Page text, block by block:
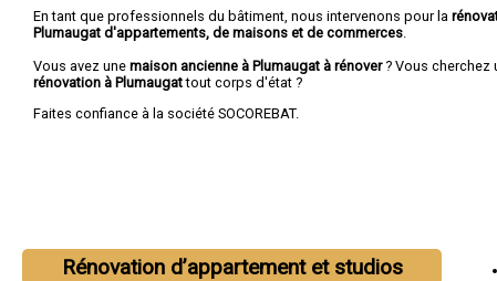
En tant que professionnels du bâtiment, nous intervenons pour la
Plumaugat d'appartements, de maisons et de commerces
Vous avez une maison ancienne à Plumaugat à rénover? Vous cherchez
rénovation à Plumaugattout corps d'état ?
Faites confiance à la société SOCOREBAT.
Rénovation d’appartement et studios